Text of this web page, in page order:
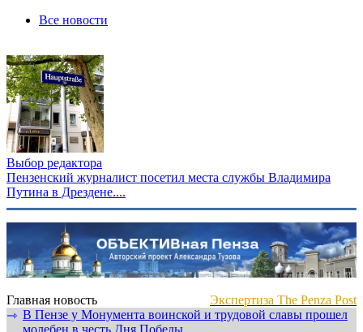
Все новости
Выбор редактора
Пензенский журналист посетил места службы Владимира
Путина в Дрездене....
Главная новость
Экспертиза The Penza Post
⇾ В Пензе у Монумента воинской и трудовой славы прошел